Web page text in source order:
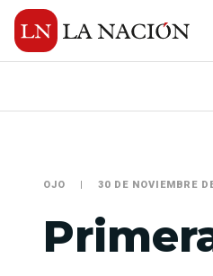
OJO 30 DE NOVIEMBRE